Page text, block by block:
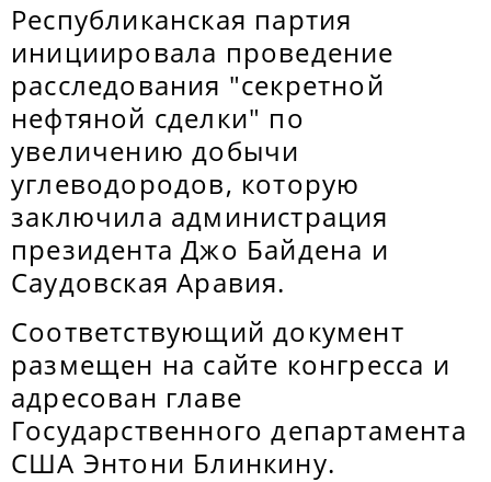
Республиканская партия
инициировала проведение
расследования "секретной
нефтяной сделки" по
увеличению добычи
углеводородов, которую
заключила администрация
президента Джо Байдена и
Саудовская Аравия.
Соответствующий документ
размещен на сайте конгресса и
адресован главе
Государственного департамента
США Энтони Блинкину.